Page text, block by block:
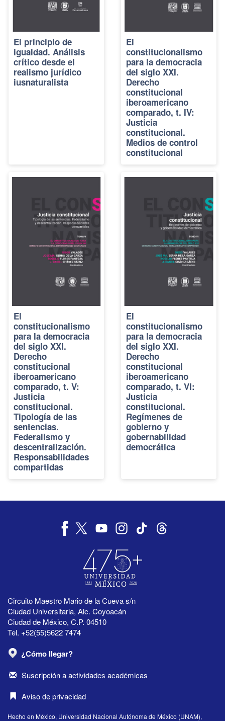
El principio de
igualdad. Análisis
crítico desde el
realismo jurídico
iusnaturalista
El
constitucionalismo
para la democracia
del siglo XXI.
Derecho
constitucional
iberoamericano
comparado, t. IV:
Justicia
constitucional.
Medios de control
constitucional
El
constitucionalismo
para la democracia
del siglo XXI.
Derecho
constitucional
iberoamericano
comparado, t. V:
Justicia
constitucional.
Tipología de las
sentencias.
Federalismo y
descentralización.
Responsabilidades
compartidas
El
constitucionalismo
para la democracia
del siglo XXI.
Derecho
constitucional
iberoamericano
comparado, t. VI:
Justicia
constitucional.
Regímenes de
gobierno y
gobernabilidad
democrática
Circuito Maestro Mario de la Cueva s/n
Ciudad Universitaria, Alc. Coyoacán
Ciudad de México, C.P. 04510
Tel. +52(55)5622 7474
¿Cómo llegar?
Suscripción a actividades académicas
Aviso de privacidad
Hecho en México, Universidad Nacional Autónoma de México (UNAM),